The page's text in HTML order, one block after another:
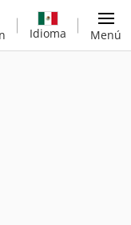
Idioma Menú